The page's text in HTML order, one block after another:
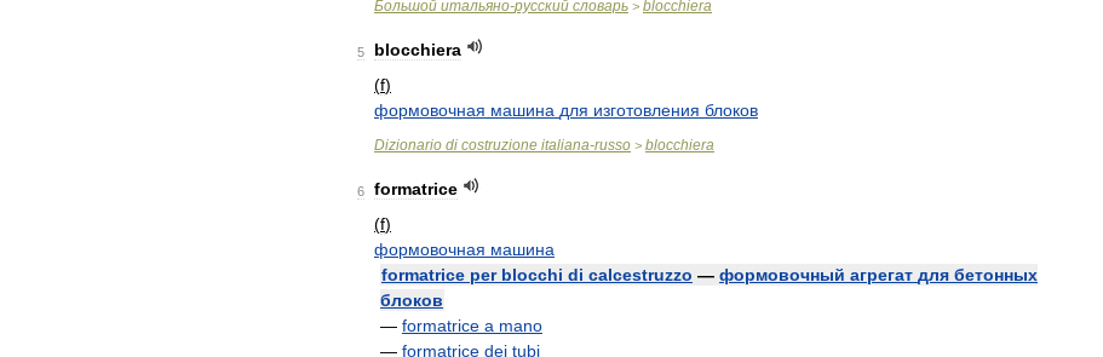
Большой итальяно-русский словарь > blocchiera
5
blocchiera
(f)
формовочная машина для изготовления блоков
Dizionario di costruzione italiana-russo > blocchiera
6
formatrice
(f)
формовочная машина
formatrice per blocchi di calcestruzzo — формовочный агрегат для бетонных
блоков
— formatrice a mano
— formatrice dei tubi